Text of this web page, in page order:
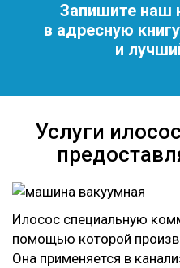
Запишите наш
в адресную
и
Услуги
Илосос специальную
помощью которой
Она применяется в